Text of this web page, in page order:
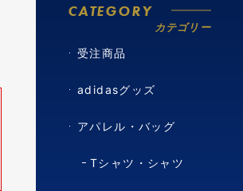
CATEGORY
カテゴリー
受注商品
adidasグッズ
アパレル・バッグ
Tシャツ・シャツ